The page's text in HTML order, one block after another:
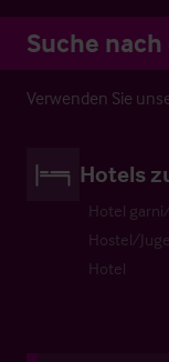
Suche
Verwenden Sie
Hotels
Hotel
Hostel/
Hotel